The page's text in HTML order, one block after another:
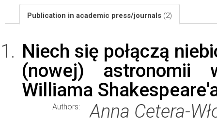
Publication in academic press/journals (2)
Niech się połączą
(nowej) astronomii
Williama
Authors: Anna Cetera-